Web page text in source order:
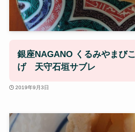
銀座NAGANO くるみやまび
げ 天守石垣サブレ
2019年9月3日